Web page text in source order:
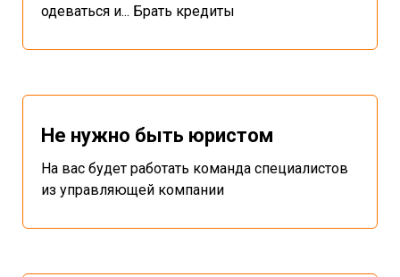
одеваться и... Брать кредиты
Не нужно быть юристом
На вас будет работать команда специалистов
из управляющей компании